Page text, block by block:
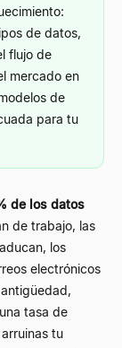
de datos,
flujo de
mercado en
de
para tu
de los datos
de trabajo, las
los
electrónicos
tasa de
tu